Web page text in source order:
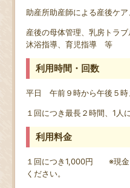
助産所助産師による産後ケ
産後の母体管理、乳房トラ
沐浴指導、育児指導 等
利用時間・回数
平日 午前９時から午後５時
１回につき最長２時間、1人
利用料金
１回につき1,000円 ※現金
ください。